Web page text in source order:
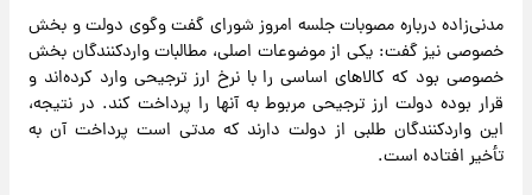
مدنی‌زاده درباره مصوبات جلسه امروز شورای گفت وگوی دولت و بخش
خصوصی نیز گفت: یکی از موضوعات اصلی، مطالبات واردکنندگان بخش
خصوصی بود که کالاهای اساسی را با نرخ ارز ترجیحی وارد کرده‌اند و
قرار بوده دولت ارز ترجیحی مربوط به آنها را پرداخت کند. در نتیجه،
این واردکنندگان طلبی از دولت دارند که مدتی است پرداخت آن به
تأخیر افتاده است.